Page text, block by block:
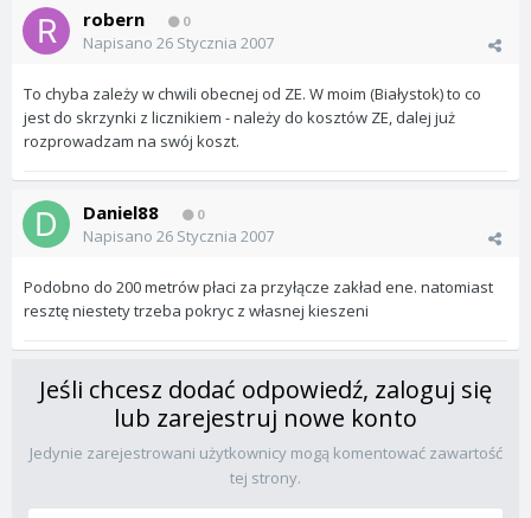
robern 0
Napisano 26 Stycznia 2007
To chyba zależy w chwili obecnej od ZE. W moim (Białystok) to co
jest do skrzynki z licznikiem - należy do kosztów ZE, dalej już
rozprowadzam na swój koszt.
Daniel88 0
Napisano 26 Stycznia 2007
Podobno do 200 metrów płaci za przyłącze zakład ene. natomiast
resztę niestety trzeba pokryc z własnej kieszeni
Jeśli chcesz dodać odpowiedź, zaloguj się
lub zarejestruj nowe konto
Jedynie zarejestrowani użytkownicy mogą komentować zawartość
tej strony.